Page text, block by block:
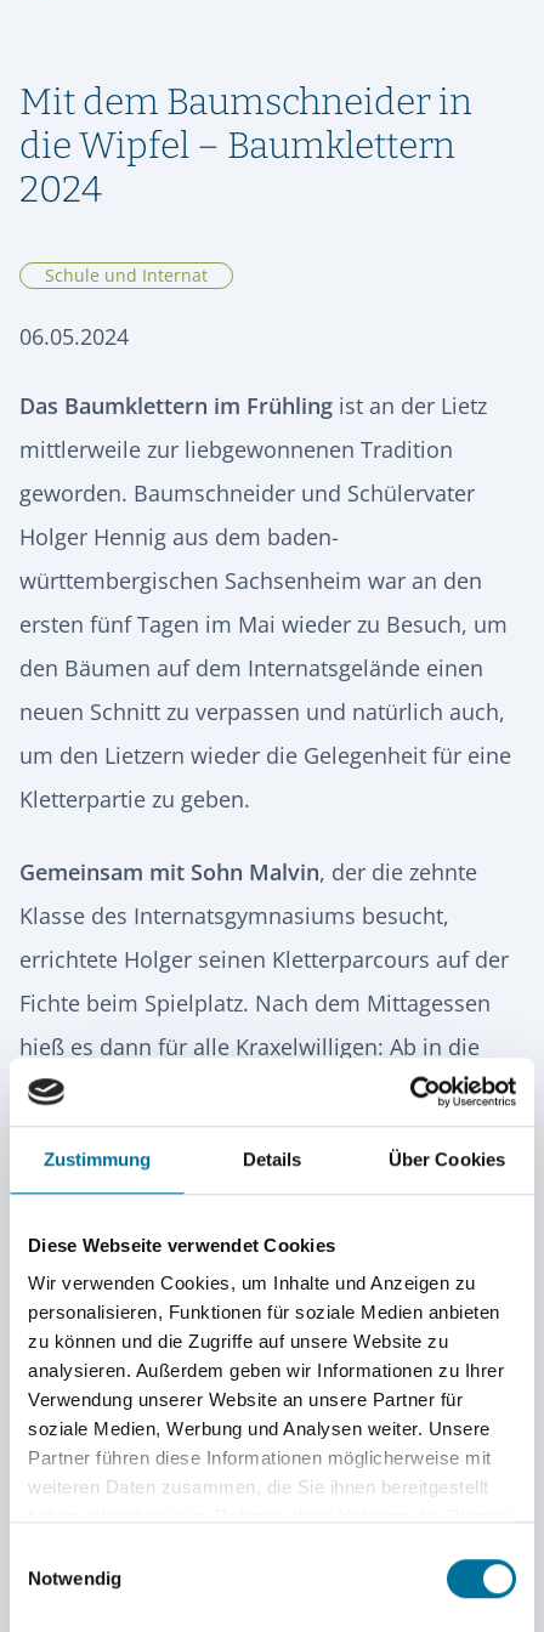
Zustimmung Details Über Cookies
Diese Webseite verwendet Cookies
Wir verwenden Cookies, um Inhalte und Anzeigen zu
personalisieren, Funktionen für soziale Medien anbieten
zu können und die Zugriffe auf unsere Website zu
analysieren. Außerdem geben wir Informationen zu Ihrer
Verwendung unserer Website an unsere Partner für
soziale Medien, Werbung und Analysen weiter. Unsere
Partner führen diese Informationen möglicherweise mit
weiteren Daten zusammen, die Sie ihnen bereitgestellt
Notwendig
VIER GESPRÄCHE. VIER LEBENSWEGE.
Vier junge Menschen erzählen, was von ihrer Zeit an der Hermann
Lietz-Schule geblieben ist.
FÖRDERVEREIN
HSHS-JOBS
LIETZ IM TV
KOOPERATIONEN
KONTAKT & ANREISE
PRESSE
Mit dem Baumschneider in
die Wipfel – Baumklettern
2024
Schule und Internat
06.05.2024
Das Baumklettern im Frühling ist an der Lietz
mittlerweile zur liebgewonnenen Tradition
geworden. Baumschneider und Schülervater
Holger Hennig aus dem baden-
württembergischen Sachsenheim war an den
ersten fünf Tagen im Mai wieder zu Besuch, um
den Bäumen auf dem Internatsgelände einen
neuen Schnitt zu verpassen und natürlich auch,
um den Lietzern wieder die Gelegenheit für eine
Kletterpartie zu geben.
Gemeinsam mit Sohn Malvin, der die zehnte
Klasse des Internatsgymnasiums besucht,
errichtete Holger seinen Kletterparcours auf der
Fichte beim Spielplatz. Nach dem Mittagessen
hieß es dann für alle Kraxelwilligen: Ab in die
Höhe! Mit Klettergurt und Helm gut ausgerüstet
mussten sie sich zunächst mit Geschick und
Muskelkraft selbst ein gutes Stück nach oben
Metern wartete dann Malvin auf die
Baumbesteiger, um sie – nach kurzer
Verschnaufpause und Rundumblick über das
Gelände – mit ein paar geschickten Handgriffen
ins Sicherungsseil der Seilbahn einzupicken.